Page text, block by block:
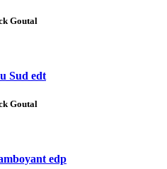
Goutal
Sud edt
Goutal
edp